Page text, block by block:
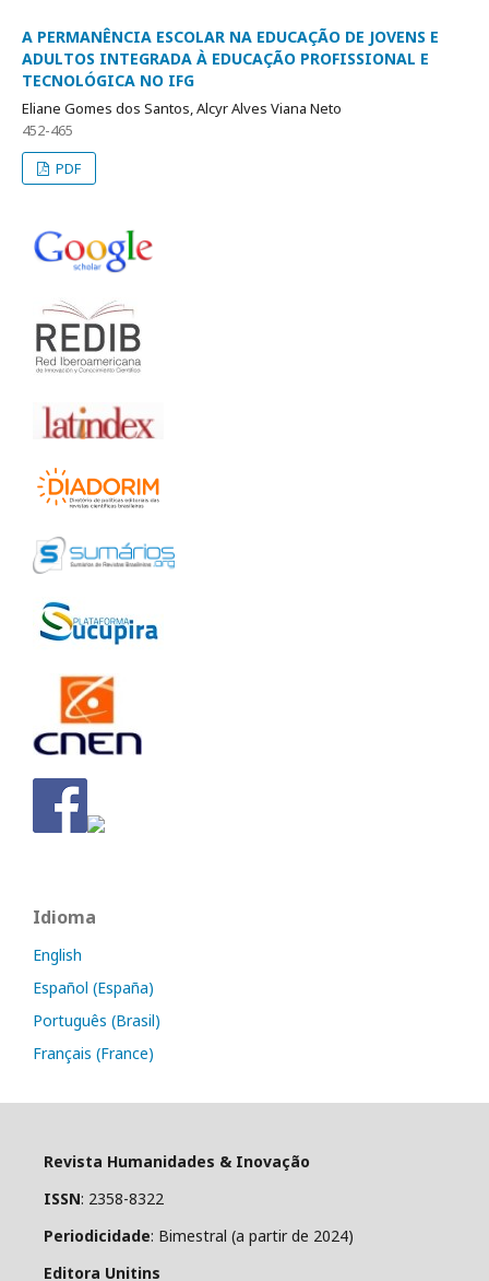
A PERMANÊNCIA ESCOLAR NA EDUCAÇÃO DE JOVENS E
ADULTOS INTEGRADA À EDUCAÇÃO PROFISSIONAL E
TECNOLÓGICA NO IFG
Eliane Gomes dos Santos, Alcyr Alves Viana Neto
452-465
PDF
Idioma
English
Español (España)
Português (Brasil)
Français (France)
Revista Humanidades & Inovação
ISSN: 2358-8322
Periodicidade: Bimestral (a partir de 2024)
Editora Unitins